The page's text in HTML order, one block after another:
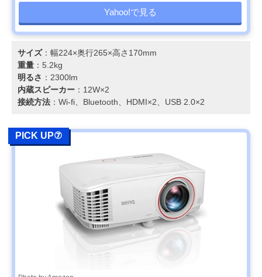
Yahoo!で見る
サイズ：幅224×奥行265×高さ170mm
重量 ：5.2kg
明るさ ：2300lm
内蔵スピーカー ：12W×2
接続方法 ：Wi-fi、Bluetooth、HDMI×2、USB 2.0×2
PICK UP⑦